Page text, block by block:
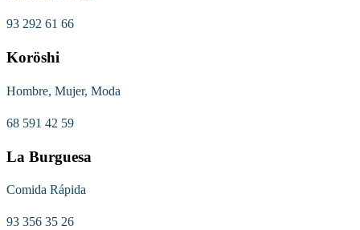
93 292 61 66
Koröshi
Hombre, Mujer, Moda
68 591 42 59
La Burguesa
Comida Rápida
93 356 35 26